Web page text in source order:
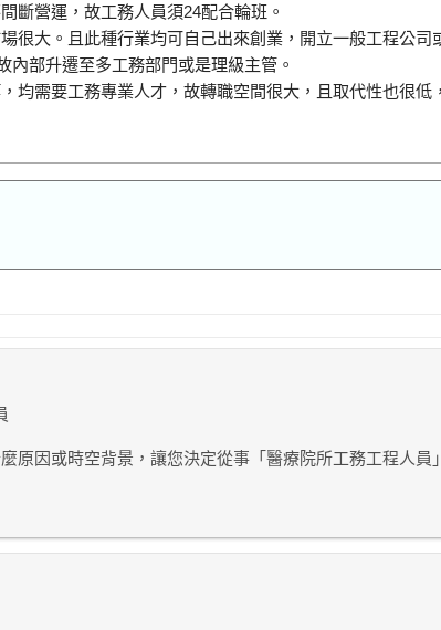
斷營運，故工務人員須24配合輪班。
很大。且此種行業均可自己出來創業，開立一般工程公
內部升遷至多工務部門或是理級主管。
均需要工務專業人才，故轉職空間很大，且取代性也很低
原因或時空背景，讓您決定從事「醫療院所工務工程人員